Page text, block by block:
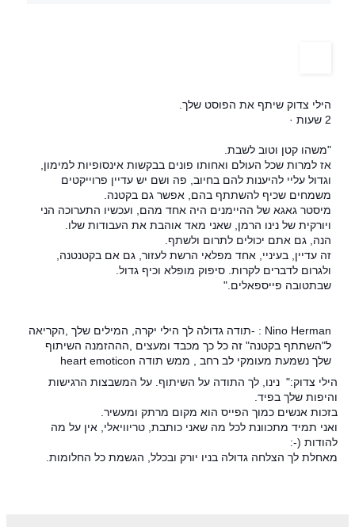
‏הילי צדוק‏ שיתף את ה‏פוסט‏ שלך.
2 שעות ·
"משהו קטן וטוב לשבת.
אז למרות שכל העולם ואחותו פונים בבקשות אינסופיות למימון,
וגדול עליי להיענות להם בחיוב, פה ושם יש עדיין פרוייקטים
משמחים שכיף להשתתף בהם, אפשר גם בקטנה.
מיסטר גאגא של ההיימנים היה אחד מהם, ועכשיו התערוכה הני
ויורקית של נינו הרמן, שאני מאד אוהבת את העבודות שלו.
הנה, גם אתם יכולים לתרום ולשתף.
זה עדיין, בעיניי, אחד מפלאי הרשת לעזור, גם אם בקטנטנה,
ולגרום לדברים לקרות. סיפוק מופלא וכיף גדול.
שבתטובה פייספאלים."
Nino Herman : -תודה גדולה לך הילי יקרה, המילים שלך ,הקריאה
ל"השתתף בקטנה" זה כל כך מכבד ומעצים ,הההזמנה השיתוף
שלך נשמעת מעומקי לב רחב , ממש תודה heart emoticon
הילי צדוק:" נינו, לך התודה על השיתוף. על המשבצות הרגישות
והיפות שלך בפיד.
בזכות אנשים כמוך הפייס הוא מקום מרתק ומעשיר.
ואני תמיד מתכוונת לכל מה שאני כותבת, טריוויאלי, אין על מה
להודות (-:
מאחלת לך הצלחה גדולה בניו יורק ובכלל, הגשמת כל החלומות.